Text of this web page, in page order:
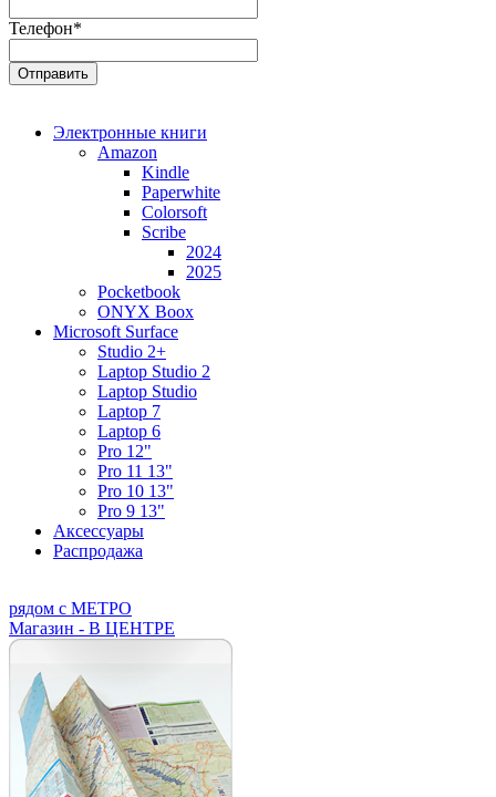
Телефон*
Электронные книги
Amazon
Kindle
Paperwhite
Colorsoft
Scribe
2024
2025
Pocketbook
ONYX Boox
Microsoft Surface
Studio 2+
Laptop Studio 2
Laptop Studio
Laptop 7
Laptop 6
Pro 12"
Pro 11 13"
Pro 10 13"
Pro 9 13"
Аксессуары
Распродажа
рядом с МЕТРО
Магазин - В ЦЕНТРЕ